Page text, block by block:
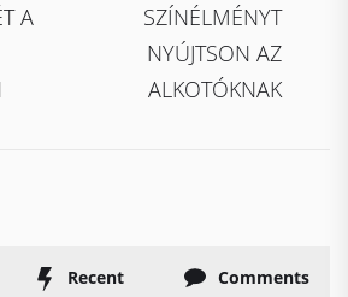
A
SZÍNÉLMÉNYT
NYÚJTSON AZ
ALKOTÓKNAK
Recent Comments